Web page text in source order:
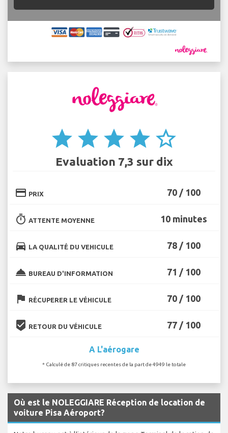
star star star star star_border
Evaluation 7,3 sur dix
credit_card PRIX 70 / 100
timer ATTENTE MOYENNE 10 minutes
directions_car LA QUALITÉ DU VEHICULE 78 / 100
room_service BUREAU D'INFORMATION 71 / 100
flag RÉCUPERER LE VÉHICULE 70 / 100
beenhere RETOUR DU VÉHICULE 77 / 100
A L'aérogare
* Calculé de 87 critiques recentes de la part de 4949 le totale
Où est le NOLEGGIARE Réception de location de
voiture Pisa Aéroport?